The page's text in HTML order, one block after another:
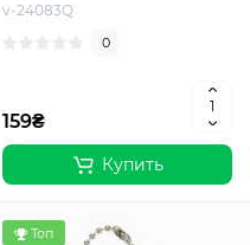
v-24083Q
0
159₴
Купить
Топ